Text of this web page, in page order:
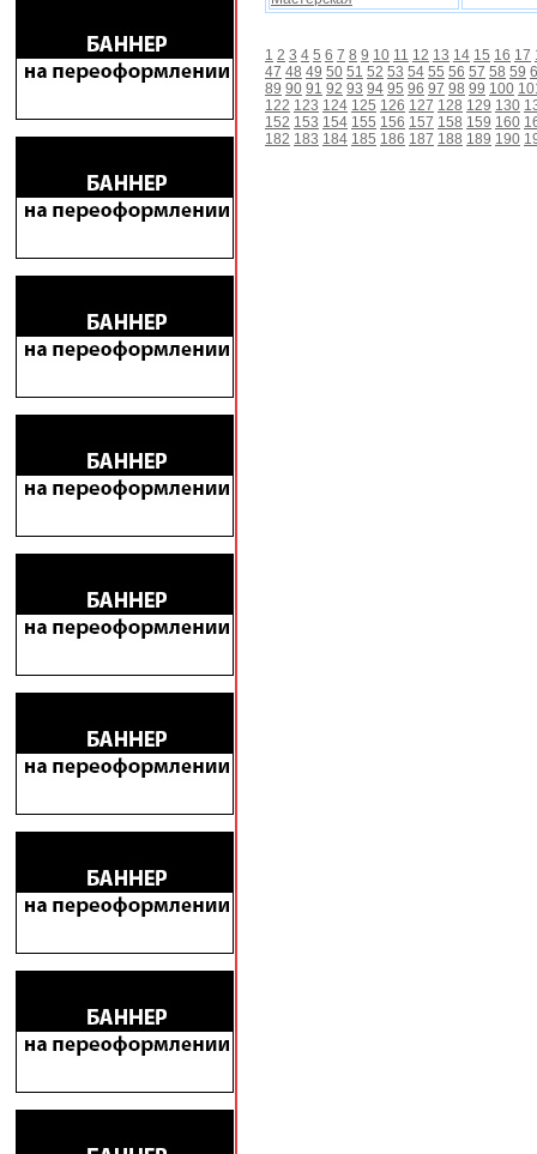
1 2 3 4 5 6 7 8 9 10 11 12 13 14 15 16 17
47 48 49 50 51 52 53 54 55 56 57 58 59
89 90 91 92 93 94 95 96 97 98 99 100
122 123 124 125 126 127 128 129 130
152 153 154 155 156 157 158 159 160
182 183 184 185 186 187 188 189 190